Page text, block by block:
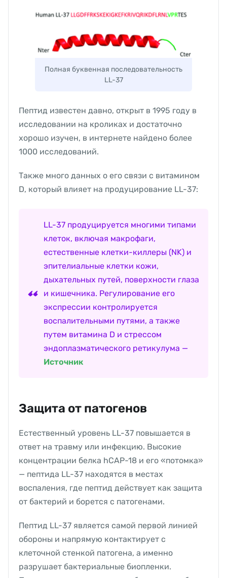
Полная буквенная последовательность
LL-37
Пептид известен давно, открыт в 1995 году в
исследовании на кроликах и достаточно
хорошо изучен, в интернете найдено более
1000 исследований.
Также много данных о его связи с витамином
D, который влияет на продуцирование LL-37:
LL-37 продуцируется многими типами
клеток, включая макрофаги,
естественные клетки-киллеры (NK) и
эпителиальные клетки кожи,
дыхательных путей, поверхности глаза
и кишечника. Регулирование его
экспрессии контролируется
воспалительными путями, а также
путем витамина D и стрессом
эндоплазматического ретикулума —
Источник
Защита от патогенов
Естественный уровень LL-37 повышается в
ответ на травму или инфекцию. Высокие
концентрации белка hCAP-18 и его «потомка»
— пептида LL-37 находятся в местах
воспаления, где пептид действует как защита
от бактерий и борется с патогенами.
Пептид LL-37 является самой первой линией
обороны и напрямую контактирует с
клеточной стенкой патогена, а именно
разрушает бактериальные биопленки.